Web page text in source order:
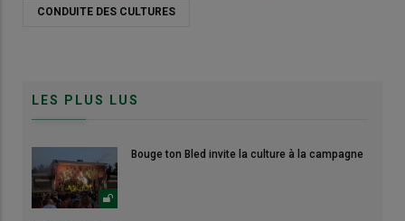
CONDUITE DES CULTURES
LES PLUS LUS
Bouge ton Bled invite la culture à la campagne